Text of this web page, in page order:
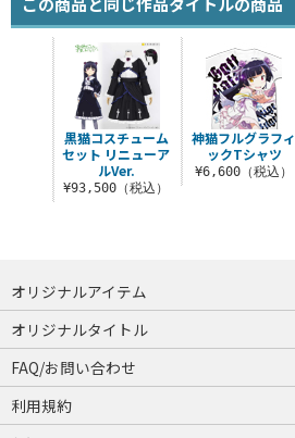
神猫フルグラフィ
ックTシャツ
¥6,600（税込）
黒猫コスチューム
セット リニューア
ルVer.
¥93,500（税込）
オリジナルアイテム
つままれ
つかまれ
ピョコッテ
オリジナルタイトル
アイテムヤ
ミスカトニック大學購買部
FAQ/お問い合わせ
FAQ
お問い合わせ
利用規約
会員規約・ポイント規約
特定商取引法に関する表示
プライバシーポリシー